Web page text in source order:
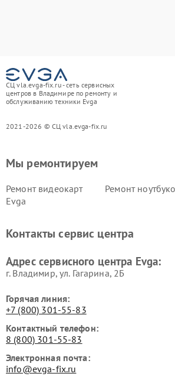
СЦ vla.evga-fix.ru - сеть сервисных
центров в Владимире по ремонту и
обслуживанию техники Evga
2021-2026 © СЦ vla.evga-fix.ru
Мы ремонтируем
Ремонт видеокарт
Evga
Ремонт
Контакты сервис центра
Адрес сервисного центра Evga:
г. Владимир, ул. Гагарина, 2Б
Горячая линия:
+7 (800) 301-55-83
Контактный телефон:
8 (800) 301-55-83
Электронная почта:
info@evga-fix.ru